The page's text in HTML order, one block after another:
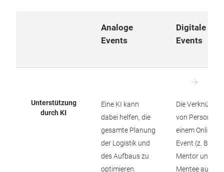
Analoge
Events
Digitale
Events
Unterstützung
durch KI
Eine KI kann
dabei helfen, die
gesamte Planung
der Logistik und
des Aufbaus zu
optimieren.
Die
von Personen
einem Online-
Event (z. B. ein
Mentor und ein
Mentee auf